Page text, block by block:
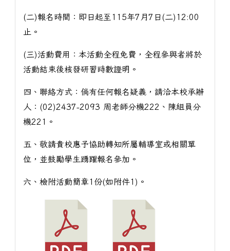
(二)報名時間：即日起至115年7月7日(二)12:00
止。
(三)活動費用：本活動全程免費，全程參與者將於
活動結束後核發研習時數證明。
四、聯絡方式：倘有任何報名疑義，請洽本校承辦
人：(02)2437-2093 周老師分機222、陳組員分
機221。
五、敬請貴校惠予協助轉知所屬輔導室或相關單
位，並鼓勵學生踴躍報名參加。
六、檢附活動簡章1份(如附件1)。